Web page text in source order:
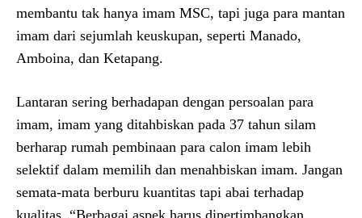
membantu tak hanya imam MSC, tapi juga para mantan
imam dari sejumlah keuskupan, seperti Manado,
Amboina, dan Ketapang.
Lantaran sering berhadapan dengan persoalan para
imam, imam yang ditahbiskan pada 37 tahun silam
berharap rumah pembinaan para calon imam lebih
selektif dalam memilih dan menahbiskan imam. Jangan
semata-mata berburu kuantitas tapi abai terhadap